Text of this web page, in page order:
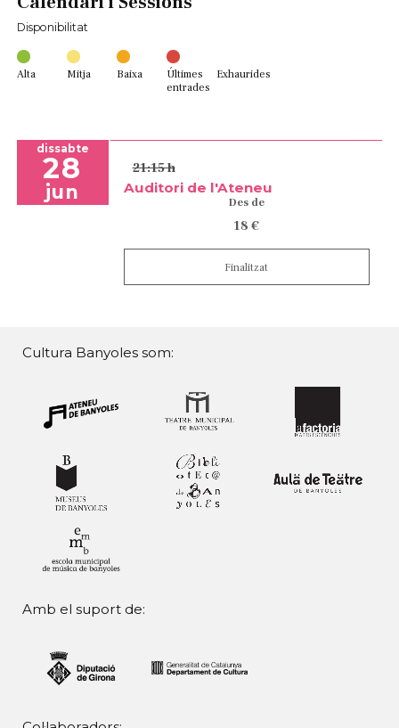
Disponibilitat
Alta Mitja Baixa
Últimes
entrades
Exhaurides
dissabte
28
jun
21:15 h
Auditori de l'Ateneu
Des de
18 €
Finalitzat
Cultura Banyoles som:
Amb el suport de: